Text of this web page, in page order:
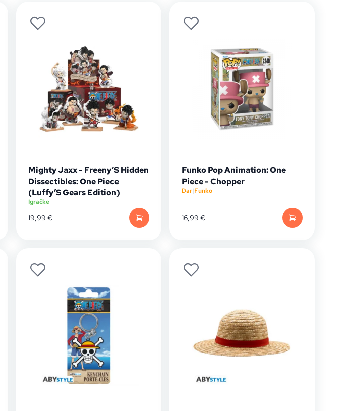
Mighty Jaxx - Freeny’S Hidden
Dissectibles: One Piece
(Luffy’S Gears Edition)
Igračke
19,99 €
Funko Pop Animation: One
Piece - Chopper
Dar|Funko
16,99 €